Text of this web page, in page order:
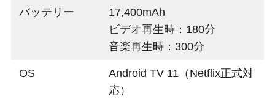
バッテリー
17,400mAh
ビデオ再生時：180分
音楽再生時：300分
OS
Android TV 11（Netflix正式対
応）